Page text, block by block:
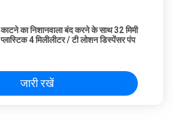
काटने का निशानवाला बंद करने के साथ 32 मिमी
प्लास्टिक 4 मिलीलीटर / टी लोशन डिस्पेंसर पंप
जारी रखें